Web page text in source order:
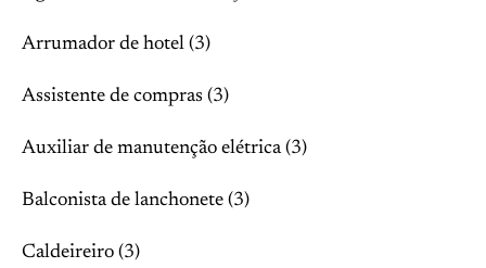
Arrumador de hotel (3)
Assistente de compras (3)
Auxiliar de manutenção elétrica (3)
Balconista de lanchonete (3)
Caldeireiro (3)